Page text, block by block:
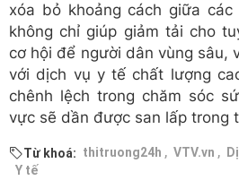
xóa bỏ khoảng cách giữa
không chỉ giúp giảm tải cho
cơ hội để người dân vùng sâu,
với dịch vụ y tế chất lượng
chênh lệch trong chăm sóc
vực sẽ dần được san lấp trong
Từ khoá: thitruong24h , VTV.vn ,
Y tế